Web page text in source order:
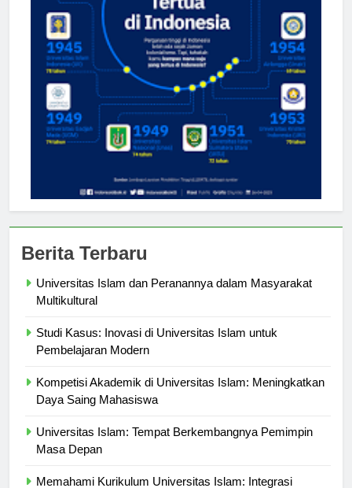
Universitas Islam dan Peranannya dalam Masyarakat
Studi Kasus: Inovasi di Universitas Islam untuk
Kompetisi Akademik di Universitas Islam: Meningkatkan
Universitas Islam: Tempat Berkembangnya Pemimpin